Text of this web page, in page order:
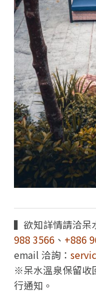
▍欲知詳情請洽呆
988 3566、 +886
email 洽詢：
※呆水溫泉保留收
行通知。